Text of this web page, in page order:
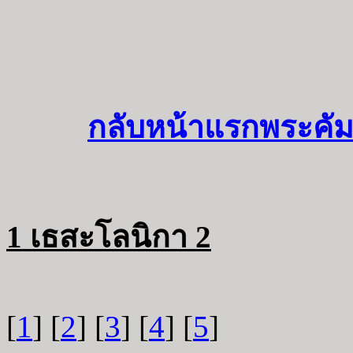
กลับหน้าแรกพระคั
1 เธสะโลนิกา 2
[1] [2] [3] [4] [5]